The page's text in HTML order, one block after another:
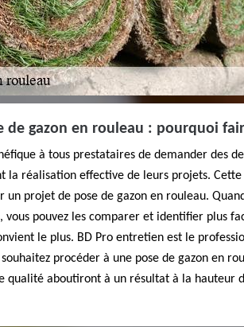
de gazon en rouleau : pourquoi
à tous prestataires de demander des
la réalisation effective de leurs projets.
un projet de pose de gazon en rouleau.
vous pouvez les comparer et identifier plus
le plus. BD Pro entretien est le
procéder à une pose de gazon en
qualité aboutiront à un résultat à la hauteur